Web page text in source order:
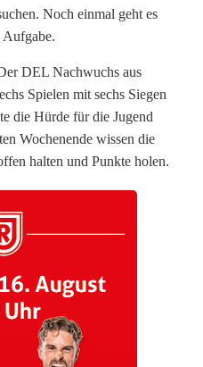
Noch einmal geht es
Aufgabe.
DEL Nachwuchs aus
Spielen mit sechs Siegen
die Hürde für die Jugend
Wochenende wissen die
halten und Punkte holen.